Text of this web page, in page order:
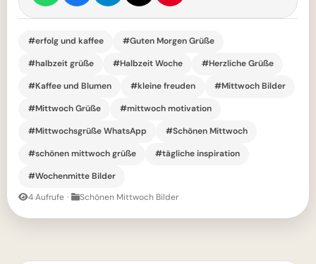
#erfolg und kaffee
#Guten Morgen Grüße
#halbzeit grüße
#Halbzeit Woche
#Herzliche Grüße
#Kaffee und Blumen
#kleine freuden
#Mittwoch Bilder
#Mittwoch Grüße
#mittwoch motivation
#Mittwochsgrüße WhatsApp
#Schönen Mittwoch
#schönen mittwoch grüße
#tägliche inspiration
#Wochenmitte Bilder
4 Aufrufe · Schönen Mittwoch Bilder